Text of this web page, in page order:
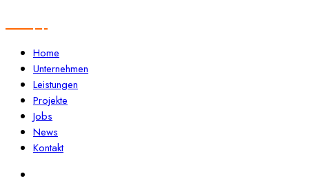
Home
Unternehmen
Leistungen
Projekte
Jobs
News
Kontakt